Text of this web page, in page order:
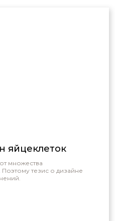
яйцеклеток
множества
тезис о дизайне